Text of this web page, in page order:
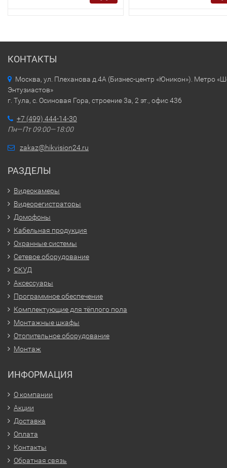
КОНТАКТЫ
Москва, ул. Плеханова д.4А (Бизнес-центр «Юникон»). Метро
Энтузиастов»
г. Тула, с. Осиновая Гора, строение 3а, 2 эт., офис 436
+7 (499) 444-14-30
Пн—Пт 09:00—18:00
zakaz@hikvision24.ru
РАЗДЕЛЫ
Видеокамеры
Видеорегистраторы
Домофоны
Кабельная продукция
Охранные системы
Сетевое оборудование
СКУД
Аксессуары
Программное обеспечение
Комплектующие для тёплого пола
Монтажные шкафы
Отопительное оборудование
Монтаж
ИНФОРМАЦИЯ
О компании
Акции
Доставка
Оплата
Контакты
Обратная связь